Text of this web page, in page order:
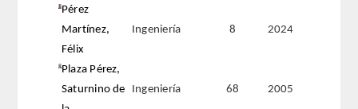
Pérez
Martínez,
Félix
Ingeniería 8 2024
Plaza Pérez,
Saturnino de
Ingeniería 68 2005